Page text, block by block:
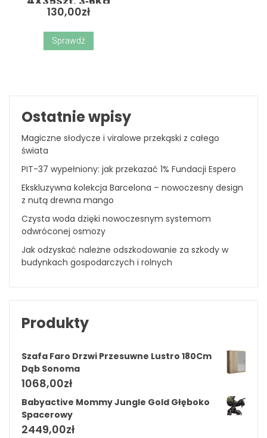
130,00zł
Sprawdź
Ostatnie wpisy
Magiczne słodycze i viralowe przekąski z całego
świata
PIT-37 wypełniony: jak przekazać 1% Fundacji Espero
Ekskluzywna kolekcja Barcelona – nowoczesny design
z nutą drewna mango
Czysta woda dzięki nowoczesnym systemom
odwróconej osmozy
Jak odzyskać należne odszkodowanie za szkody w
budynkach gospodarczych i rolnych
Produkty
Szafa Faro Drzwi Przesuwne Lustro 180Cm
Dąb Sonoma
1068,00zł
Babyactive Mommy Jungle Gold Głęboko
Spacerowy
2449,00zł